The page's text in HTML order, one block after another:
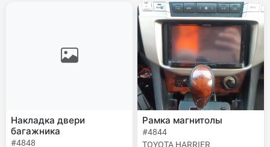
Накладка двери
багажника
#4848
Рамка магнитолы
#4844
TOYOTA HARRIER